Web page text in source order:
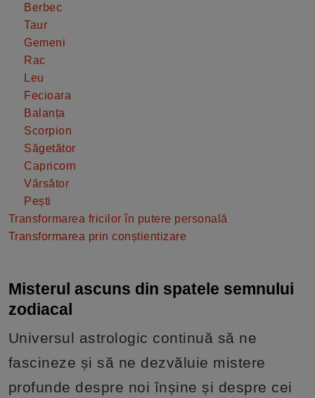
Berbec
Taur
Gemeni
Rac
Leu
Fecioara
Balanța
Scorpion
Săgetător
Capricorn
Vărsător
Pești
Transformarea fricilor în putere personală
Transformarea prin conștientizare
Misterul ascuns din spatele semnului
zodiacal
Universul astrologic continuă să ne
fascineze și să ne dezvăluie mistere
profunde despre noi înșine și despre cei